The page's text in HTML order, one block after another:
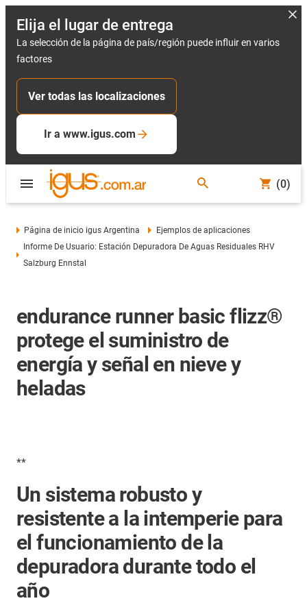
Elija el lugar de entrega
La selección de la página de país/región puede influir en varios
factores
Ver todas las localizaciones
Ir a www.igus.com
(0)
Página de inicio igus Argentina
Ejemplos de aplicaciones
Informe De Usuario: Estación Depuradora De Aguas Residuales RHV
Salzburg Ennstal
endurance runner basic flizz®
protege el suministro de
energía y señal en nieve y
heladas
**
Un sistema robusto y
resistente a la intemperie para
el funcionamiento de la
depuradora durante todo el
año